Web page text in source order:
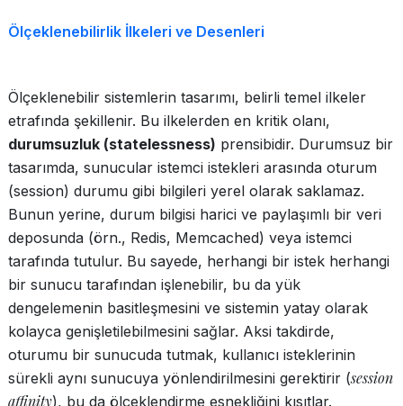
Ölçeklenebilirlik İlkeleri ve Desenleri
Ölçeklenebilir sistemlerin tasarımı, belirli temel ilkeler
etrafında şekillenir. Bu ilkelerden en kritik olanı,
durumsuzluk (statelessness) prensibidir. Durumsuz bir
tasarımda, sunucular istemci istekleri arasında oturum
(session) durumu gibi bilgileri yerel olarak saklamaz.
Bunun yerine, durum bilgisi harici ve paylaşımlı bir veri
deposunda (örn., Redis, Memcached) veya istemci
tarafında tutulur. Bu sayede, herhangi bir istek herhangi
bir sunucu tarafından işlenebilir, bu da yük
dengelemenin basitleşmesini ve sistemin yatay olarak
kolayca genişletilebilmesini sağlar. Aksi takdirde,
oturumu bir sunucuda tutmak, kullanıcı isteklerinin
sürekli aynı sunucuya yönlendirilmesini gerektirir (session
affinity), bu da ölçeklendirme esnekliğini kısıtlar.